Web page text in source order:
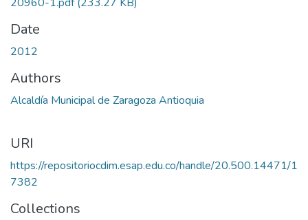
Date
2012
Authors
Alcaldía Municipal de Zaragoza Antioquia
URI
https://repositoriocdim.esap.edu.co/handle/20.500.14471/1
7382
Collections